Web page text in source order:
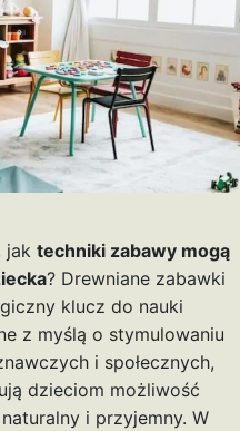
jak techniki zabawy mogą
? Drewniane zabawki
klucz do nauki
z myślą o stymulowaniu
i społecznych,
dzieciom możliwość
i przyjemny. W